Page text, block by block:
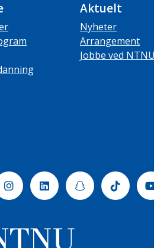
Aktuelt
Nyheter
Arrangement
Jobbe ved NTNU
InstagramLinkedinSnapchatTiktok